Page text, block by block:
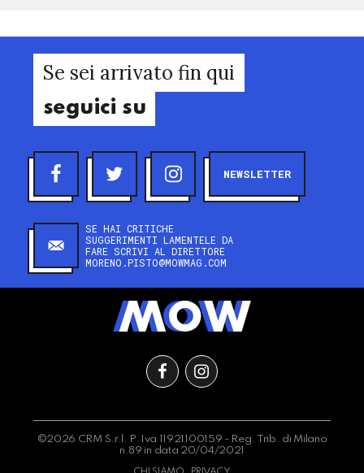
Se sei arrivato fin qui
seguici su
NEWSLETTER
SE HAI CRITICHE
SUGGERIMENTI LAMENTELE DA
FARE SCRIVI AL DIRETTORE
MORENO.PISTO@MOWMAG.COM
©2026 CRM S.r.l. P.Iva 11921100159 - Reg. Trib. di Milano
n.89 in data 20/04/2021